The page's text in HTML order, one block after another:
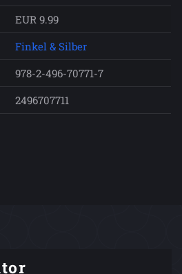
EUR 9.99
Finkel & Silber
978-2-496-70771-7
2496707711